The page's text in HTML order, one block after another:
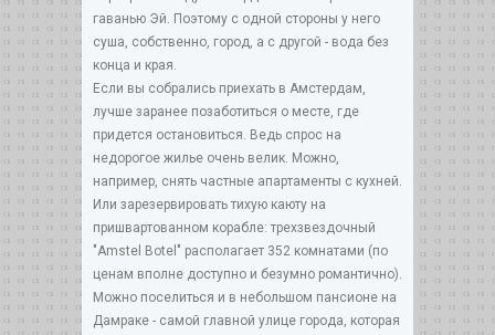
гаванью Эй. Поэтому с одной стороны у него
суша, собственно, город, а с другой - вода без
конца и края.
Если вы собрались приехать в Амстердам,
лучше заранее позаботиться о месте, где
придется остановиться. Ведь спрос на
недорогое жилье очень велик. Можно,
например, снять частные апартаменты с кухней.
Или зарезервировать тихую каюту на
пришвартованном корабле: трехзвездочный
"Amstel Botel" располагает 352 комнатами (по
ценам вполне доступно и безумно романтично).
Можно поселиться и в небольшом пансионе на
Дамраке - самой главной улице города, которая